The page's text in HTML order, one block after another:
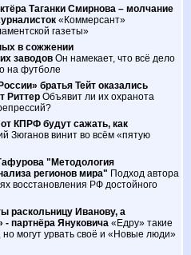
Таганки Смирнова – молчание
«Коммерсант»
газеты»
в сожжении
заводов Он намекает, что всё дело
на футболе
братья Тейт оказались
Риттер Объявит ли их охранота
КПРФ будут сажать, как
Зюганов винит во всём «пятую
"Методология
регионов мира" Подход автора
восстановления РФ достойного
раскольницу Иванову, а
партнёра Януковича «Едру» такие
могут урвать своё и «Новые люди»